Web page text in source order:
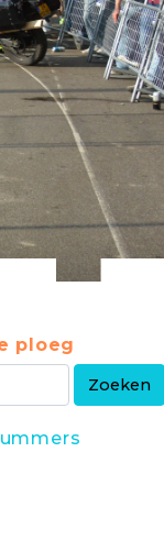
ploeg